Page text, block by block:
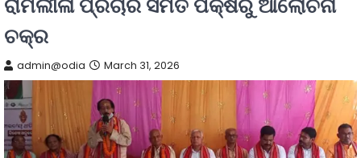
ରାମଲୀଳା ପ୍ରଚାର ସମିତି ପକ୍ଷରୁ ଆଲୋଚନା
ଚକ୍ର
admin@odia March 31, 2026